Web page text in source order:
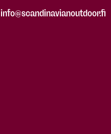
info@scandinavianoutdoor.fi